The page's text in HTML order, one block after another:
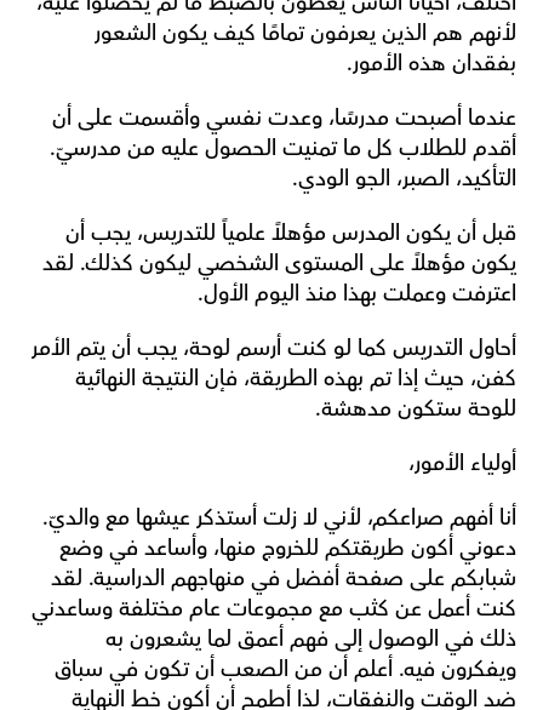
بفقدان هذه الأمور.
التأكيد، الصبر، الجو الودي.
اعترفت وعملت بهذا منذ اليوم الأول.
للوحة ستكون مدهشة.
أولياء الأمور،